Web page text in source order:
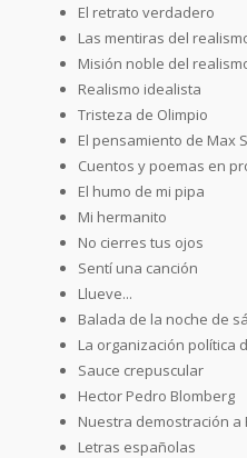
El retrato verdadero
Las mentiras del
Misión noble del
Realismo idealista
Tristeza de Olimpio
El pensamiento de Max
Cuentos y poemas en
El humo de mi pipa
Mi hermanito
No cierres tus ojos
Sentí una canción
Llueve...
Balada de la noche de
La organización política
Sauce crepuscular
Hector Pedro Blomberg
Nuestra demostración a
Letras españolas